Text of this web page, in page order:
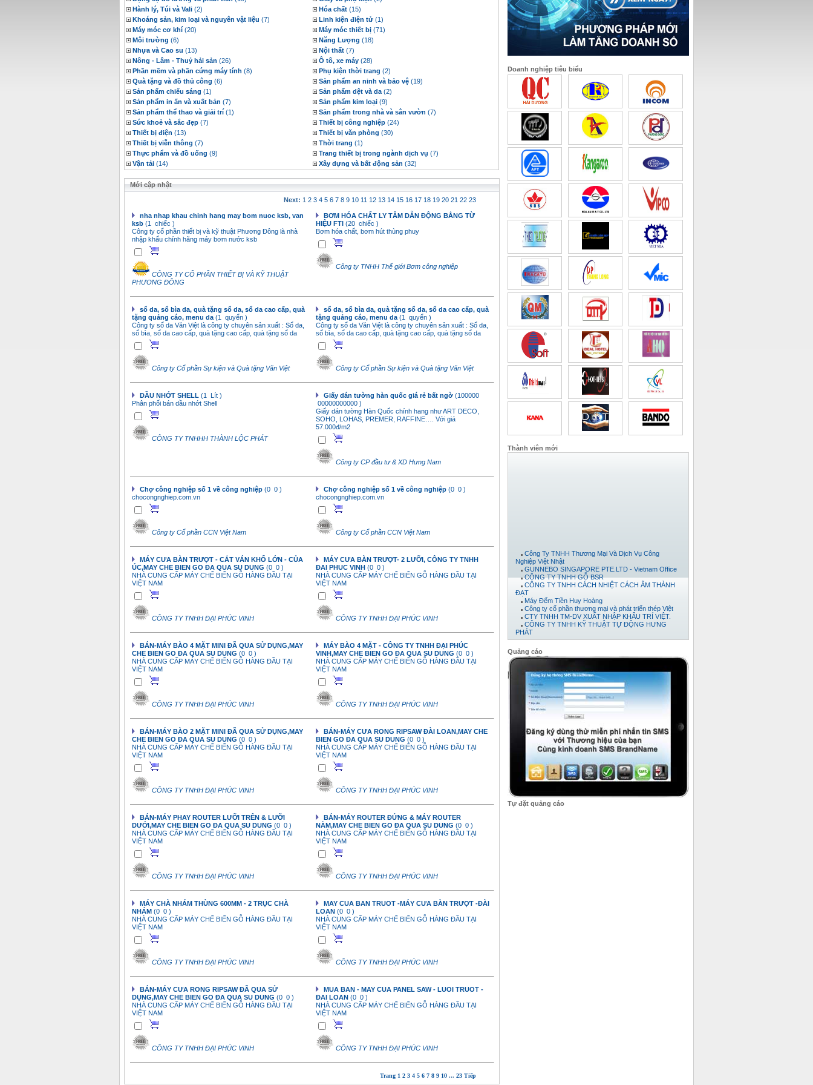
Cần mua Surimi(0 )
Cần mua gỗ tạp(100 Thanh )
Cần Mua Giày Dép, Túi Xách, Nón cho Trẻ Em.. Hàng Cao Cấp Xuất Khẩu(1000 5000 )
Thu gom, xử lý dầu thải(100000 lít )
Mua và nhập khẩu dầu gốc , phụ gia(10000 tấn )
Mua các loại bông sơ nguyên liệu trong ngành dệt(300000 kg )
Mua các loại bông sơ nguyên liệu trong ngành dệt(300000 kg )
Linh kiện thiết bị ngành dệt(100 Sets )
Mua các loại hoá chất thuốc nhuộm dùng trong ngành dệt(2222 kg )
Thư mời chào giá cạnh tranh: Thiết bị, công nghệ luyện và chế biến hạt mài(1 dây chuyền )
Mua Oxit Magiê để sản xuất đá mài Magiê(500 kg )
Mua cát trắng dùng cho công nghiệp(100 tấn )
Hành lý, Túi và Vali (2) Hóa chất (15)
Khoáng sản, kim loại và nguyên vật liệu (7) Linh kiện điện tử (1)
Máy móc cơ khí (20) Máy móc thiết bị (71)
Môi trường (6) Năng Lượng (18)
Nhựa và Cao su (13) Nội thất (7)
Nông - Lâm - Thuỷ hải sản (26) Ô tô, xe máy (28)
Phần mềm và phần cứng máy tính (8) Phụ kiện thời trang (2)
Quà tặng và đồ thủ công (6) Sản phẩm an ninh và bảo vệ (19)
Sản phẩm chiếu sáng (1) Sản phẩm dệt và da (2)
Sản phẩm in ấn và xuất bản (7) Sản phẩm kim loại (9)
Sản phẩm thể thao và giải trí (1) Sản phẩm trong nhà và sân vườn (7)
Sức khoẻ và sắc đẹp (7) Thiết bị công nghiệp (24)
Thiết bị điện (13) Thiết bị văn phòng (30)
Thiết bị viễn thông (7) Thời trang (1)
Thực phẩm và đồ uống (9) Trang thiết bị trong ngành dịch vụ (7)
Vận tải (14) Xây dựng và bất động sản (32)
Mới cập nhật
Next: 1 2 3 4 5 6 7 8 9 10 11 12 13 14 15 16 17 18 19 20 21 22 23
nha nhap khau chinh hang may bom nuoc ksb, van
ksb (1 chiếc )
Công ty cổ phần thiết bị và kỹ thuật Phương Đông là nhà
nhập khẩu chính hãng máy bơm nước ksb
CÔNG TY CỔ PHẦN THIẾT BỊ VÀ KỸ THUẬT
PHƯƠNG ĐÔNG
BƠM HÓA CHẤT LY TÂM DẪN ĐỘNG BẲNG TỪ
HIỆU FTI (20 chiếc )
Bơm hóa chất, bơm hút thùng phuy
Công ty TNHH Thế giới Bơm công nghiệp
sổ da, sổ bìa da, quà tặng sổ da, sổ da cao cấp, quà
tặng quảng cáo, menu da (1 quyển )
Công ty sổ da Văn Việt là công ty chuyên sản xuất : Sổ da,
sổ bìa, sổ da cao cấp, quà tặng cao cấp, quà tặng sổ da
Công ty Cổ phần Sự kiện và Quà tặng Văn Việt
sổ da, sổ bìa da, quà tặng sổ da, sổ da cao cấp, quà
tặng quảng cáo, menu da (1 quyển )
Công ty sổ da Văn Việt là công ty chuyên sản xuất : Sổ da,
sổ bìa, sổ da cao cấp, quà tặng cao cấp, quà tặng sổ da
Công ty Cổ phần Sự kiện và Quà tặng Văn Việt
DẦU NHỚT SHELL (1 Lít )
Phân phối bán dầu nhớt Shell
CÔNG TY TNHHH THÀNH LỘC PHÁT
Giấy dán tường hàn quốc giá rẻ bất ngờ (100000
00000000000 )
Giấy dán tường Hàn Quốc chính hang như ART DECO,
SOHO, LOHAS, PREMER, RAFFINE…. Với giá
57.000đ/m2
Công ty CP đầu tư & XD Hưng Nam
Chợ công nghiệp số 1 về công nghiệp (0 0 )
chocongnghiep.com.vn
Công ty Cổ phần CCN Việt Nam
Chợ công nghiệp số 1 về công nghiệp (0 0 )
chocongnghiep.com.vn
Công ty Cổ phần CCN Việt Nam
MÁY CƯA BÀN TRƯỢT - CẮT VÁN KHỔ LỚN - CỦA
ÚC,MAY CHE BIEN GO ĐA QUA SU DUNG (0 0 )
NHÀ CUNG CẤP MÁY CHẾ BIẾN GỖ HÀNG ĐẦU TẠI
VIỆT NAM
CÔNG TY TNHH ĐẠI PHÚC VINH
MÁY CƯA BÀN TRƯỢT- 2 LƯỠI, CÔNG TY TNHH
ĐAI PHUC VINH (0 0 )
NHÀ CUNG CẤP MÁY CHẾ BIẾN GỖ HÀNG ĐẦU TẠI
VIỆT NAM
CÔNG TY TNHH ĐẠI PHÚC VINH
BÁN-MÁY BÀO 4 MẶT MINI ĐÃ QUA SỬ DỤNG,MAY
CHE BIEN GO ĐA QUA SU DUNG (0 0 )
NHÀ CUNG CẤP MÁY CHẾ BIẾN GỖ HÀNG ĐẦU TẠI
VIỆT NAM
CÔNG TY TNHH ĐẠI PHÚC VINH
MÁY BÀO 4 MẶT - CÔNG TY TNHH ĐẠI PHÚC
VINH,MAY CHE BIEN GO ĐA QUA SU DUNG (0 0 )
NHÀ CUNG CẤP MÁY CHẾ BIẾN GỖ HÀNG ĐẦU TẠI
VIỆT NAM
CÔNG TY TNHH ĐẠI PHÚC VINH
BÁN-MÁY BÀO 2 MẶT MINI ĐÃ QUA SỬ DỤNG,MAY
CHE BIEN GO ĐA QUA SU DUNG (0 0 )
NHÀ CUNG CẤP MÁY CHẾ BIẾN GỖ HÀNG ĐẦU TẠI
VIỆT NAM
CÔNG TY TNHH ĐẠI PHÚC VINH
BÁN-MÁY CƯA RONG RIPSAW ĐÀI LOAN,MAY CHE
BIEN GO ĐA QUA SU DUNG (0 0 )
NHÀ CUNG CẤP MÁY CHẾ BIẾN GỖ HÀNG ĐẦU TẠI
VIỆT NAM
CÔNG TY TNHH ĐẠI PHÚC VINH
BÁN-MÁY PHAY ROUTER LƯỠI TRÊN & LƯỠI
DƯỚI,MAY CHE BIEN GO ĐA QUA SU DUNG (0 0 )
NHÀ CUNG CẤP MÁY CHẾ BIẾN GỖ HÀNG ĐẦU TẠI
VIỆT NAM
CÔNG TY TNHH ĐẠI PHÚC VINH
BÁN-MÁY ROUTER ĐỨNG & MÁY ROUTER
NẰM,MAY CHE BIEN GO ĐA QUA SU DUNG (0 0 )
NHÀ CUNG CẤP MÁY CHẾ BIẾN GỖ HÀNG ĐẦU TẠI
VIỆT NAM
CÔNG TY TNHH ĐẠI PHÚC VINH
MÁY CHÀ NHÁM THÙNG 600MM - 2 TRỤC CHÀ
NHÁM (0 0 )
NHÀ CUNG CẤP MÁY CHẾ BIẾN GỖ HÀNG ĐẦU TẠI
VIỆT NAM
CÔNG TY TNHH ĐẠI PHÚC VINH
MAY CUA BAN TRUOT -MÁY CƯA BÀN TRƯỢT -ĐÀI
LOAN (0 0 )
NHÀ CUNG CẤP MÁY CHẾ BIẾN GỖ HÀNG ĐẦU TẠI
VIỆT NAM
CÔNG TY TNHH ĐẠI PHÚC VINH
BÁN-MÁY CƯA RONG RIPSAW ĐÃ QUA SỬ
DỤNG,MAY CHE BIEN GO ĐA QUA SU DUNG (0 0 )
NHÀ CUNG CẤP MÁY CHẾ BIẾN GỖ HÀNG ĐẦU TẠI
VIỆT NAM
CÔNG TY TNHH ĐẠI PHÚC VINH
MUA BAN - MAY CUA PANEL SAW - LUOI TRUOT -
ĐAI LOAN (0 0 )
NHÀ CUNG CẤP MÁY CHẾ BIẾN GỖ HÀNG ĐẦU TẠI
VIỆT NAM
CÔNG TY TNHH ĐẠI PHÚC VINH
Trang 1 2 3 4 5 6 7 8 9 10 ... 23 Tiếp
Doanh nghiệp tiêu biểu
Thành viên mới
Công Ty TNHH Thương Mại Và Dịch Vụ Công
Nghiệp Việt Nhật
GUNNEBO SINGAPORE PTE.LTD - Vietnam Office
CÔNG TY TNHH GỖ BSR
CÔNG TY TNHH CÁCH NHIỆT CÁCH ÂM THÀNH
ĐẠT
Máy Đếm Tiền Huy Hoàng
Công ty cổ phần thương mại và phát triển thép Việt
CTY TNHH TM-DV XUẤT NHẬP KHẨU TRÍ VIỆT.
CÔNG TY TNHH KỸ THUẬT TỰ ĐỘNG HƯNG
PHÁT
CÔNG TY TNHH NỘI THẤT ĐỒNG GIA PHÁT
Công Ty TNHH Pusico Việt Nam
Công Ty Cổ Phần Công Nghệ Intersys Toàn Cầu
CÔNG TY TNHH XNK TMDV NGÔI SAO VIỆT
Công Ty TNHH Khoa Học Xanh
Công ty TNHH XNK Quỳnh Thiên Phát
Công ty Cổ phần Kỹ thuật Ý Tưởng
Công Ty TNHH Phát Triển Dự Án Song Nam
CÔNG TY CỔ PHẦN BÊ TÔNG NHẸ ĐÀ NẴNG
Quảng cáo
Tự đặt quảng cáo